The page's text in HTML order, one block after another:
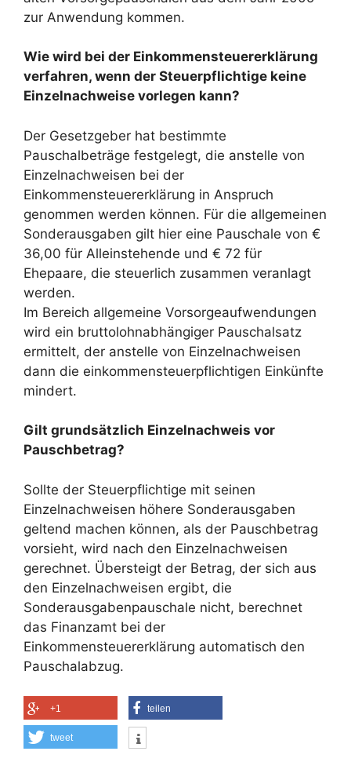
zur Anwendung kommen.
Wie wird bei der Einkommensteuererklärung
verfahren, wenn der Steuerpflichtige keine
Einzelnachweise vorlegen kann?
Der Gesetzgeber hat bestimmte
Pauschalbeträge festgelegt, die anstelle von
Einzelnachweisen bei der
Einkommensteuererklärung in Anspruch
genommen werden können. Für die allgemeinen
Sonderausgaben gilt hier eine Pauschale von €
36,00 für Alleinstehende und € 72 für
Ehepaare, die steuerlich zusammen veranlagt
werden.
Im Bereich allgemeine Vorsorgeaufwendungen
wird ein bruttolohnabhängiger Pauschalsatz
ermittelt, der anstelle von Einzelnachweisen
dann die einkommensteuerpflichtigen Einkünfte
mindert.
Gilt grundsätzlich Einzelnachweis vor
Pauschbetrag?
Sollte der Steuerpflichtige mit seinen
Einzelnachweisen höhere Sonderausgaben
geltend machen können, als der Pauschbetrag
vorsieht, wird nach den Einzelnachweisen
gerechnet. Übersteigt der Betrag, der sich aus
den Einzelnachweisen ergibt, die
Sonderausgabenpauschale nicht, berechnet
das Finanzamt bei der
Einkommensteuererklärung automatisch den
Pauschalabzug.
+1 teilen
tweet